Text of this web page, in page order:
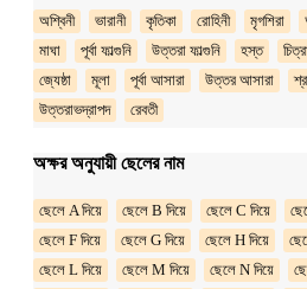
অশ্বিনী ভারানী কৃতিকা রোহিনী মৃগশিরা
মাঘা
পূর্বা ফাল্গুনি উত্তরা ফাল্গুনি হস্ত
জ্যেষ্ঠা
মূলা পূর্বা আসারা উত্তর আসারা
উত্তরাভদ্রাপদ
রেবতী
অক্ষর অনুযায়ী ছেলের নাম
ছেলে A দিয়ে ছেলে B দিয়ে ছেলে C দিয়ে
ছেলে F দিয়ে
ছেলে G দিয়ে ছেলে H দিয়ে
ছেলে L দিয়ে
ছেলে M দিয়ে ছেলে N দিয়ে